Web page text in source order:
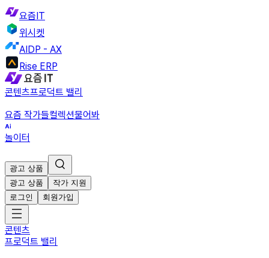
요즘IT
위시켓
AIDP - AX
Rise ERP
콘텐츠프로덕트 밸리
요즘 작가들컬렉션물어봐
놀이터
광고 상품
광고 상품
작가 지원
로그인
회원가입
콘텐츠
프로덕트 밸리